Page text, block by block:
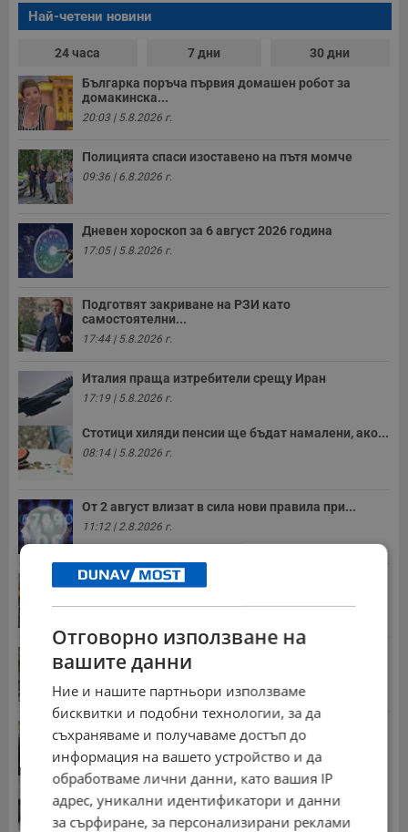
Най-четени новини
24 часа 7 дни 30 дни
Българка поръча първия домашен робот за
домакинска...
20:03 | 5.8.2026 г.
Полицията спаси изоставено на пътя момче
09:36 | 6.8.2026 г.
Дневен хороскоп за 6 август 2026 година
17:05 | 5.8.2026 г.
Подготвят закриване на РЗИ като
самостоятелни...
17:44 | 5.8.2026 г.
Италия праща изтребители срещу Иран
17:19 | 5.8.2026 г.
Стотици хиляди пенсии ще бъдат намалени, ако...
08:14 | 5.8.2026 г.
От 2 август влизат в сила нови правила при...
11:12 | 2.8.2026 г.
Българка поръча първия домашен робот за
15:20 | 4.8.2026 г.
директори на...
13:55 | 5.8.2026 г.
Гласуваха нови размери на пенсиите за догодина
09:55 | 8.7.2026 г.
Отговорно използване на
вашите данни
Ние и нашите партньори използваме
бисквитки и подобни технологии, за да
съхраняваме и получаваме достъп до
информация на вашето устройство и да
обработваме лични данни, като вашия IP
адрес, уникални идентификатори и данни
за сърфиране, за персонализирани реклами